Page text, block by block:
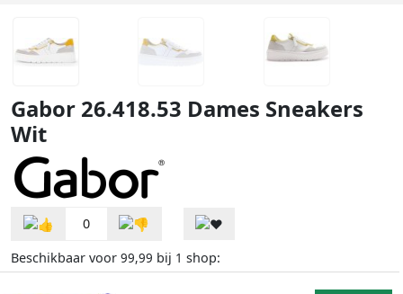
Gabor 26.418.53 Dames Sneakers
Wit
0
Beschikbaar voor 99,99 bij 1 shop: